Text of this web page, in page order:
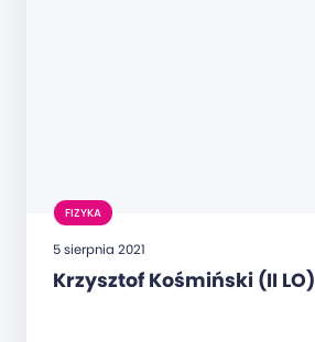
FIZYKA
5 sierpnia 2021
Krzysztof Kośmiński (II LO)